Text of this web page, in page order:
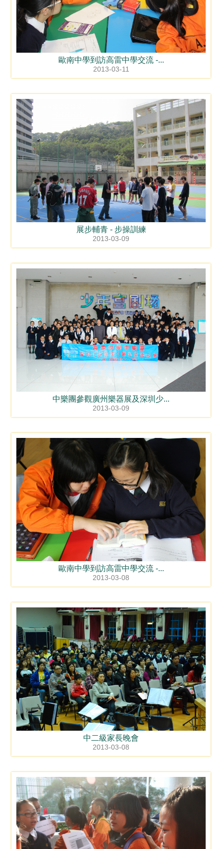
歐南中學到訪高雷中學交流 -...
2013-03-11
展步輔青 - 步操訓練
2013-03-09
中樂團參觀廣州樂器展及深圳少...
2013-03-09
歐南中學到訪高雷中學交流 -...
2013-03-08
中二級家長晚會
2013-03-08